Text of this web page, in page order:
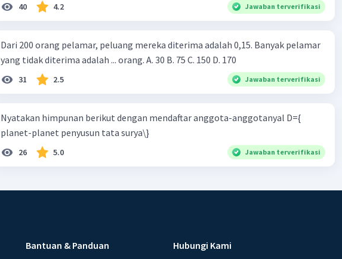
40 4.2 Jawaban terverifikasi
Dari 200 orang pelamar, peluang mereka diterima adalah 0,15. Banyak pelamar
yang tidak diterima adalah ... orang. A. 30 B. 75 C. 150 D. 170
31 2.5 Jawaban terverifikasi
Nyatakan himpunan berikut dengan mendaftar anggota-anggotanyal D={
planet-planet penyusun tata surya\}
26 5.0 Jawaban terverifikasi
Bantuan & Panduan Hubungi Kami